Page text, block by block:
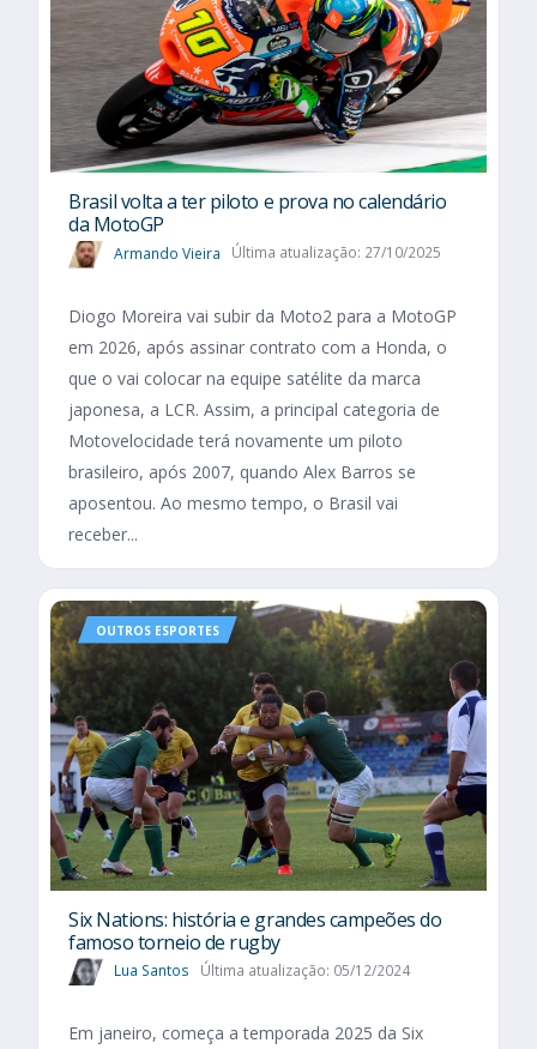
Brasil volta a ter piloto e prova no calendário
da MotoGP
Armando Vieira Última atualização: 27/10/2025
Diogo Moreira vai subir da Moto2 para a MotoGP
em 2026, após assinar contrato com a Honda, o
que o vai colocar na equipe satélite da marca
japonesa, a LCR. Assim, a principal categoria de
Motovelocidade terá novamente um piloto
brasileiro, após 2007, quando Alex Barros se
aposentou. Ao mesmo tempo, o Brasil vai
receber...
OUTROS ESPORTES
Six Nations​: história e grandes campeões do
famoso torneio de rugby
Lua Santos Última atualização: 05/12/2024
Em janeiro, começa a temporada 2025 da Six